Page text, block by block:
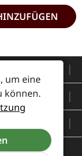
um eine
können.